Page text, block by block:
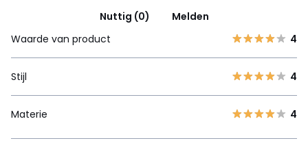
Nuttig (0)
Melden
Waarde van product
4
Stijl 4
Materie 4